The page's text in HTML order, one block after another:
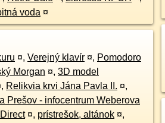
voda ¤
¤, Verejný klavír ¤, Pomodoro
Morgan ¤, 3D model
, Relikvia krvi Jána Pavla II. ¤,
Prešov - infocentrum Weberova
¤, prístrešok, altánok ¤,